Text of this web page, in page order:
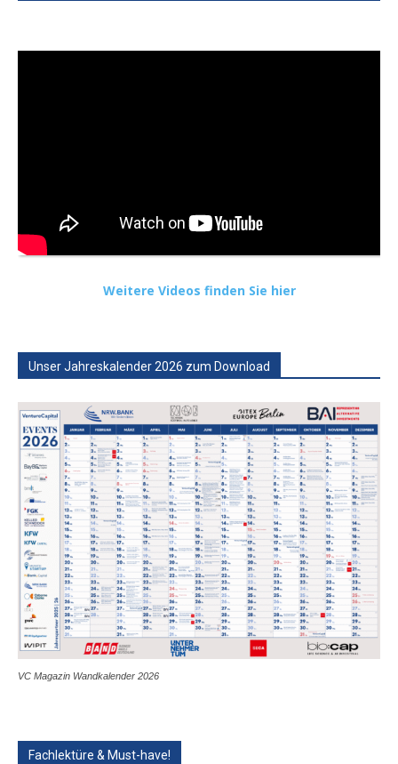
Weitere Videos finden Sie hier
Unser Jahreskalender 2026 zum Download
VC Magazin Wandkalender 2026
Fachlektüre & Must-have!